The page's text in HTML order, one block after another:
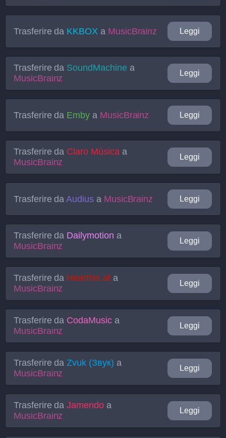
Trasferire da KKBOX a MusicBrainz Leggi
Trasferire da SoundMachine a
MusicBrainz
Leggi
Trasferire da Emby a MusicBrainz Leggi
Trasferire da Claro Músicaa
MusicBrainz
Leggi
Trasferire daAudiusa MusicBrainz Leggi
Trasferire da Dailymotion a
MusicBrainz
Leggi
Trasferire da Hearthis.ata
MusicBrainz
Leggi
Trasferire da CodaMusica
MusicBrainz
Leggi
Trasferire daZvuk (Звук) a
MusicBrainz
Leggi
Trasferire daJamendoa
MusicBrainz
Leggi